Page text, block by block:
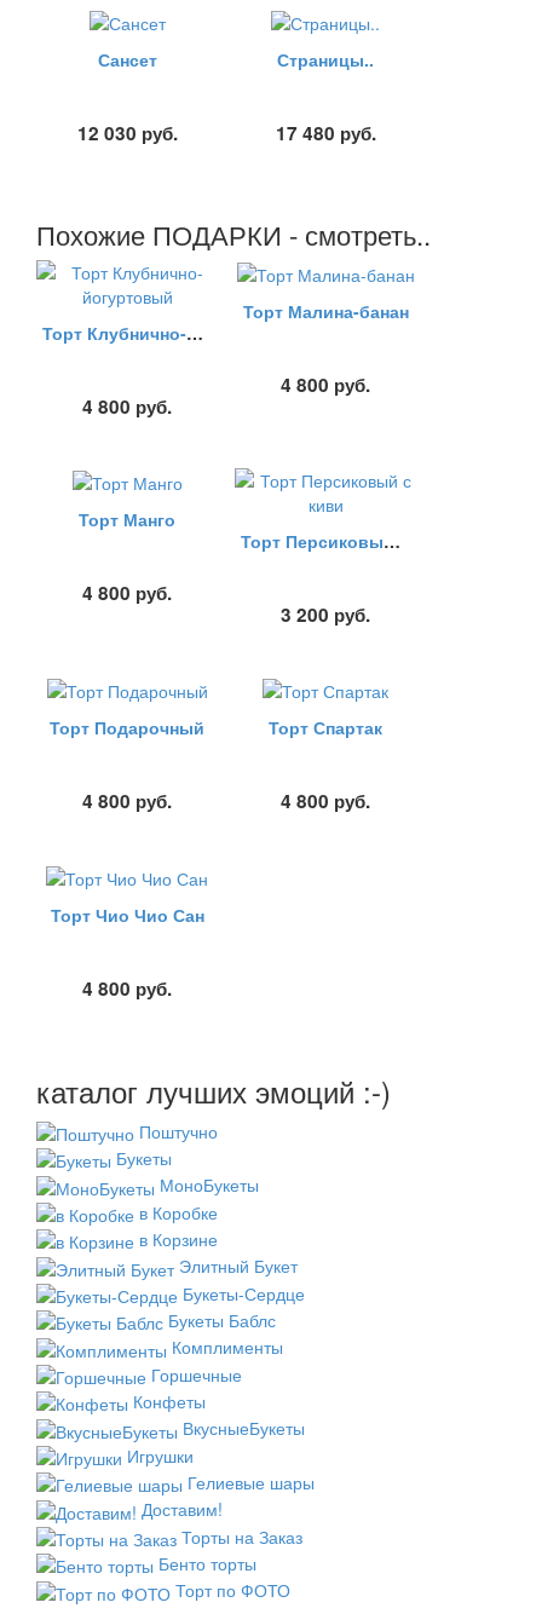
Сансет
12 030 руб.
Страницы..
17 480 руб.
Похожие ПОДАРКИ - смотреть..
Торт Клубнично-йогуртовый
4 800 руб.
Торт Малина-банан
4 800 руб.
Торт Манго
4 800 руб.
Торт Персиковый с киви
3 200 руб.
Торт Подарочный
4 800 руб.
Торт Спартак
4 800 руб.
Торт Чио Чио Сан
4 800 руб.
каталог лучших эмоций :-)
Поштучно
Букеты
МоноБукеты
в Коробке
в Корзине
Элитный Букет
Букеты-Сердце
Букеты Баблс
Комплименты
Горшечные
Конфеты
ВкусныеБукеты
Игрушки
Гелиевые шары
Доставим!
Торты на Заказ
Бенто торты
Торт по ФОТО